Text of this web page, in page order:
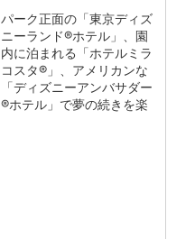
パーク正面の「東京ディズ
ニーランド®ホテル」、園
内に泊まれる「ホテルミラ
コスタ®」、アメリカンな
「ディズニーアンバサダー
®ホテル」で夢の続きを楽